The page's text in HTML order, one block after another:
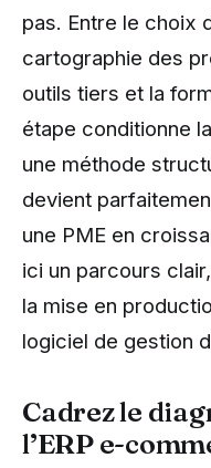
pas. Entre le choix
cartographie des
outils tiers et la
étape conditionne
une méthode
devient
une PME en
ici un parcours
la mise en
logiciel de gestion
Cadrez le
l’ERP e-